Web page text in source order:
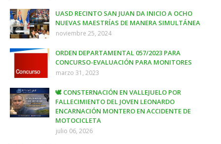
UASD RECINTO SAN JUAN DA INICIO A OCHO
NUEVAS MAESTRÍAS DE MANERA SIMULTÁNEA
noviembre 25, 2024
ORDEN DEPARTAMENTAL 057/2023 PARA
CONCURSO-EVALUACIÓN PARA MONITORES
marzo 31, 2023
🕊️ CONSTERNACIÓN EN VALLEJUELO POR
FALLECIMIENTO DEL JOVEN LEONARDO
ENCARNACIÓN MONTERO EN ACCIDENTE DE
MOTOCICLETA
julio 06, 2026